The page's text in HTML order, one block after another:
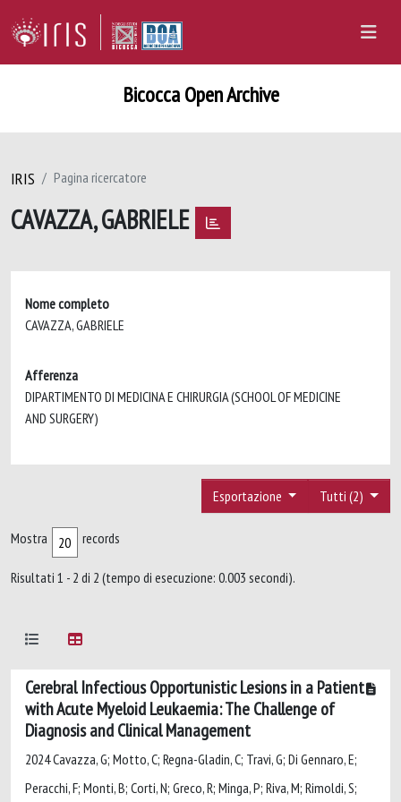
Bicocca Open Archive
IRIS Pagina ricercatore
CAVAZZA, GABRIELE
Nome completo
CAVAZZA, GABRIELE
Afferenza
DIPARTIMENTO DI MEDICINA E CHIRURGIA (SCHOOL OF MEDICINE
AND SURGERY)
Tutti (2)
Esportazione
Mostra records
Risultati 1 - 2 di 2 (tempo di esecuzione: 0.003 secondi).
Cerebral Infectious Opportunistic Lesions in a Patient
with Acute Myeloid Leukaemia: The Challenge of
Diagnosis and Clinical Management
2024 Cavazza, G; Motto, C; Regna-Gladin, C; Travi, G; Di Gennaro, E;
Peracchi, F; Monti, B; Corti, N; Greco, R; Minga, P; Riva, M; Rimoldi, S;